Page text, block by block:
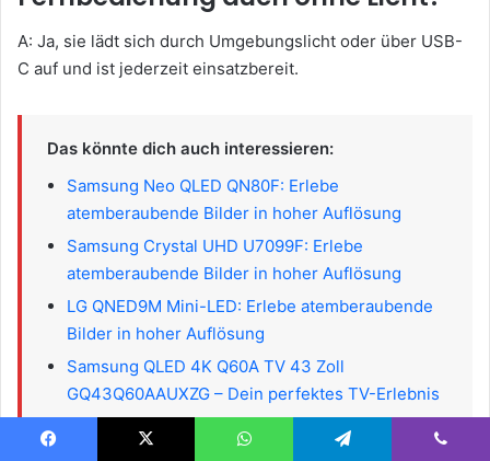
A: Ja, sie lädt sich durch Umgebungslicht oder über USB-
C auf und ist jederzeit einsatzbereit.
Das könnte dich auch interessieren:
Samsung Neo QLED QN80F: Erlebe
atemberaubende Bilder in hoher Auflösung
Samsung Crystal UHD U7099F: Erlebe
atemberaubende Bilder in hoher Auflösung
LG QNED9M Mini-LED: Erlebe atemberaubende
Bilder in hoher Auflösung
Samsung QLED 4K Q60A TV 43 Zoll
GQ43Q60AAUXZG – Dein perfektes TV-Erlebnis